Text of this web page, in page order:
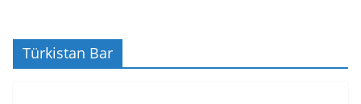
Türkistan Bar